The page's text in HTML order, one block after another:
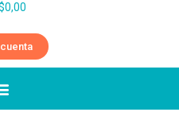
0,00